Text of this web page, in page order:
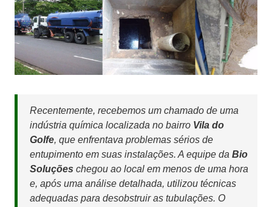
Recentemente, recebemos um chamado de uma
indústria química localizada no bairro Vila do
Golfe, que enfrentava problemas sérios de
entupimento em suas instalações. A equipe da Bio
Soluções chegou ao local em menos de uma hora
e, após uma análise detalhada, utilizou técnicas
adequadas para desobstruir as tubulações. O